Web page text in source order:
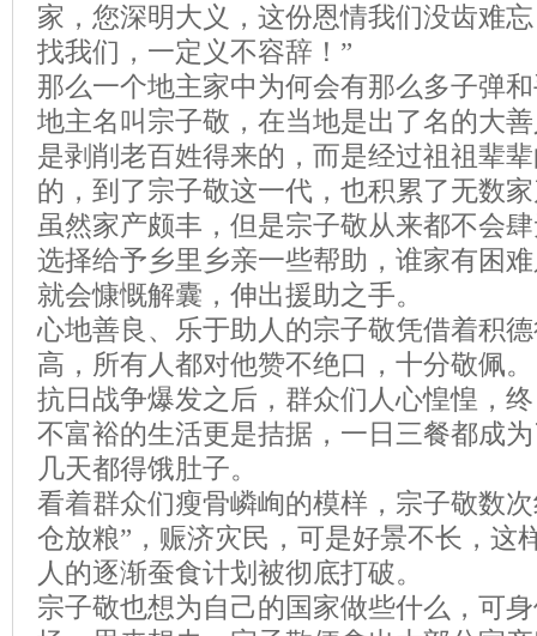
家，您深明大义，这份恩情我们没齿难
找我们，一定义不容辞！”
那么一个地主家中为何会有那么多子弹
地主名叫宗子敬，在当地是出了名的大
是剥削老百姓得来的，而是经过祖祖辈
的，到了宗子敬这一代，也积累了无数
虽然家产颇丰，但是宗子敬从来都不会
选择给予乡里乡亲一些帮助，谁家有困
就会慷慨解囊，伸出援助之手。
心地善良、乐于助人的宗子敬凭借着积
高，所有人都对他赞不绝口，十分敬佩。
抗日战争爆发之后，群众们人心惶惶，
不富裕的生活更是拮据，一日三餐都成
几天都得饿肚子。
看着群众们瘦骨嶙峋的模样，宗子敬数
仓放粮”，赈济灾民，可是好景不长，这
人的逐渐蚕食计划被彻底打破。
宗子敬也想为自己的国家做些什么，可